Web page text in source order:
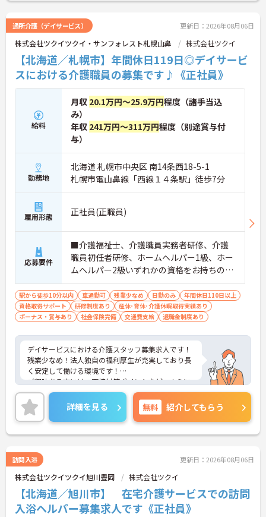
通所介護（デイサービス） 更新日：2026年08月06日
株式会社ツクイツクイ・サンフォレスト札幌山鼻 株式会社ツクイ
【北海道／札幌市】年間休日119日◎デイサービ
スにおける介護職員の募集です♪《正社員》
給料
月収 20.1万円～25.9万円程度（諸手当込
み）
年収 241万円～311万円程度（別途賞与付
与）
勤務地
北海道 札幌市中央区 南14条西18-5-1
札幌市電山鼻線「西線１４条駅」徒歩7分
雇用形態 正社員(正職員)
応募要件
■介護福祉士、介護職員実務者研修、介護
職員初任者研修、ホームヘルパー1級、ホー
ムヘルパー2級いずれかの資格をお持ちの
方 ■実務経験：必須 ■普通自動車運転
免許（AT限定可）：必須
駅から徒歩10分以内 車通勤可 残業少なめ 日勤のみ
年間休日110日以上
資格取得サポート
研修制度あり
産休･育休･介護休暇取得実績あり
ボーナス・賞与あり
社会保険完備 交通費支給 退職金制度あり
デイサービスにおける介護スタッフ募集求人です！
残業少なめ！法人独自の福利厚生が充実しており長
く安定して働ける環境です！
ご興味ある方には、面接対策ポイントなど、さらに
詳細をお話しいたしますのでお気軽にご相談くださ
い！
詳細を見る 無料 紹介してもらう
訪問入浴 更新日：2026年08月06日
株式会社ツクイツクイ旭川豊岡 株式会社ツクイ
【北海道／旭川市】 在宅介護サービスでの訪問
入浴ヘルパー募集求人です《正社員》